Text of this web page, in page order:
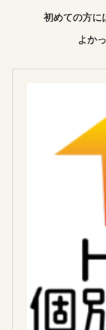
初めての方に
よか